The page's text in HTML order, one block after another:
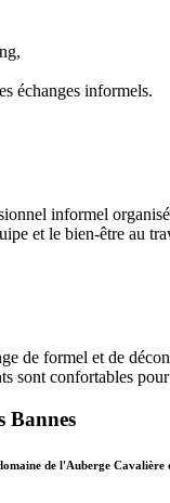
échanges informels.
informel organisé
et le bien-être au
de formel et de
sont confortables
Bannes
de l'Auberge Cavalière